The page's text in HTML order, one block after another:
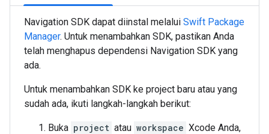
Navigation SDK dapat diinstal melalui Swift Package
Manager. Untuk menambahkan SDK, pastikan Anda
telah menghapus dependensi Navigation SDK yang
ada.
Untuk menambahkan SDK ke project baru atau yang
sudah ada, ikuti langkah-langkah berikut:
Buka project atau workspace Xcode Anda,